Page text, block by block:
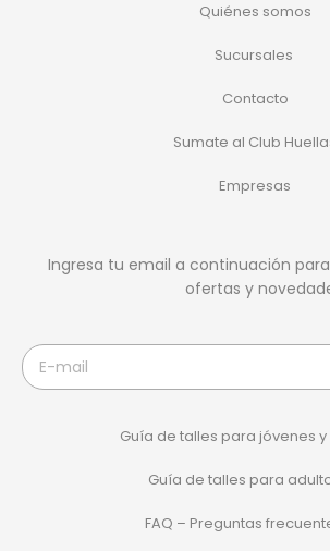
Quiénes somos
Sucursales
Contacto
Sumate al Club
Empresas
Ingresa tu email a continuación
ofertas y
Guía de talles para jóvenes y
Guía de talles para
FAQ – Preguntas